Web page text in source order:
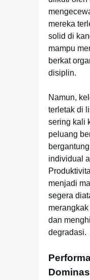
mereka
solid di
mampu
berkat
disiplin.
Namun,
terletak di
sering kali
peluang
individual
menjadi
segera
dan
degradasi.